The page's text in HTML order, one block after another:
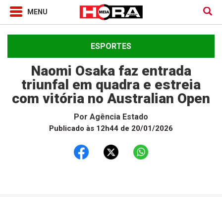
ESPORTES
Naomi Osaka faz entrada
triunfal em quadra e estreia
com vitória no Australian Open
Por Agência Estado
Publicado às 12h44 de 20/01/2026